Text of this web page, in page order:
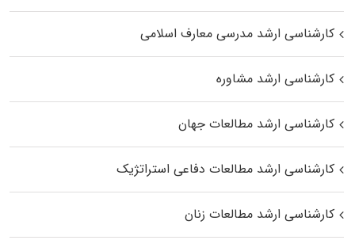
کارشناسی ارشد مدرسی معارف اسلامی
کارشناسی ارشد مشاوره
کارشناسی ارشد مطالعات جهان
کارشناسی ارشد مطالعات دفاعی استراتژیک
کارشناسی ارشد مطالعات زنان